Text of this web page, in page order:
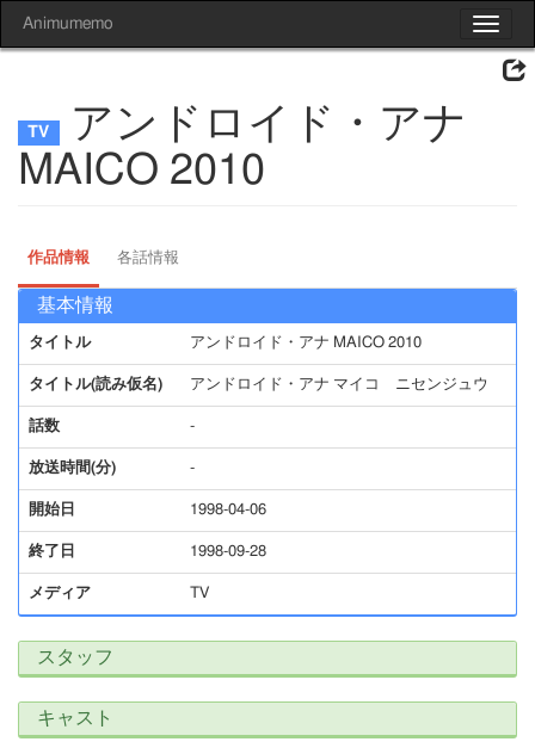
Toggle
Animumemo
アンドロイド・アナ
MAICO 2010
作品情報 各話情報
基本情報
タイトル アンドロイド・アナ MAICO 2010
タイトル(読み仮名) アンドロイド・アナ マイコ ニセンジュウ
話数 -
放送時間(分) -
開始日 1998-04-06
終了日 1998-09-28
メディア TV
スタッフ
キャスト